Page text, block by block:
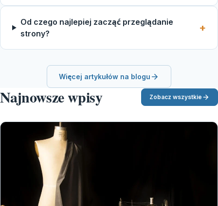
Od czego najlepiej zacząć przeglądanie
strony?
Więcej artykułów na blogu
Najnowsze wpisy Zobacz wszystkie